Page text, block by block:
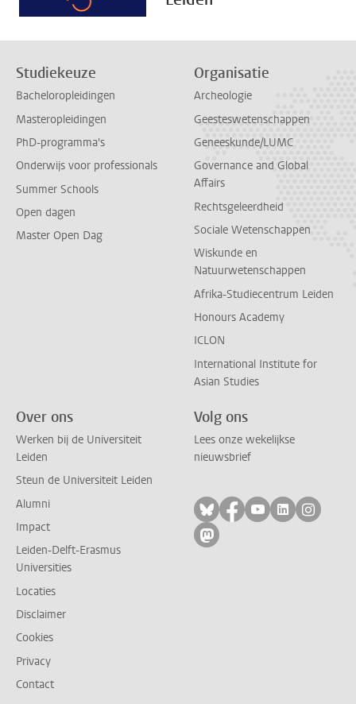
Studiekeuze
Bacheloropleidingen
Masteropleidingen
PhD-programma's
Onderwijs voor professionals
Summer Schools
Open dagen
Master Open Dag
Organisatie
Archeologie
Geesteswetenschappen
Geneeskunde/LUMC
Governance and Global
Affairs
Rechtsgeleerdheid
Sociale Wetenschappen
Wiskunde en
Natuurwetenschappen
Afrika-Studiecentrum Leiden
Honours Academy
ICLON
International Institute for
Asian Studies
Over ons
Werken bij de Universiteit
Leiden
Steun de Universiteit Leiden
Alumni
Impact
Leiden-Delft-Erasmus
Universities
Locaties
Disclaimer
Cookies
Privacy
Contact
Volg ons
Lees onze wekelijkse
nieuwsbrief
Volg ons op bluesky
Volg ons op
Volg ons op
Volg ons
Volg
Volg ons op mastodon